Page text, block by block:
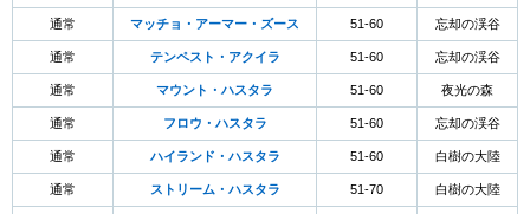
通常 マッチョ・アーマー・ズース 51-60 忘却の渓谷
通常 テンペスト・アクイラ 51-60 忘却の渓谷
通常 マウント・ハスタラ 51-60 夜光の森
通常 フロウ・ハスタラ 51-60 忘却の渓谷
通常 ハイランド・ハスタラ 51-60 白樹の大陸
通常 ストリーム・ハスタラ 51-70 白樹の大陸